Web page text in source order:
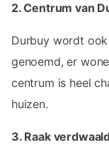
2. Centrum van
Durbuy wordt
genoemd, er
centrum is heel
huizen.
3. Raak